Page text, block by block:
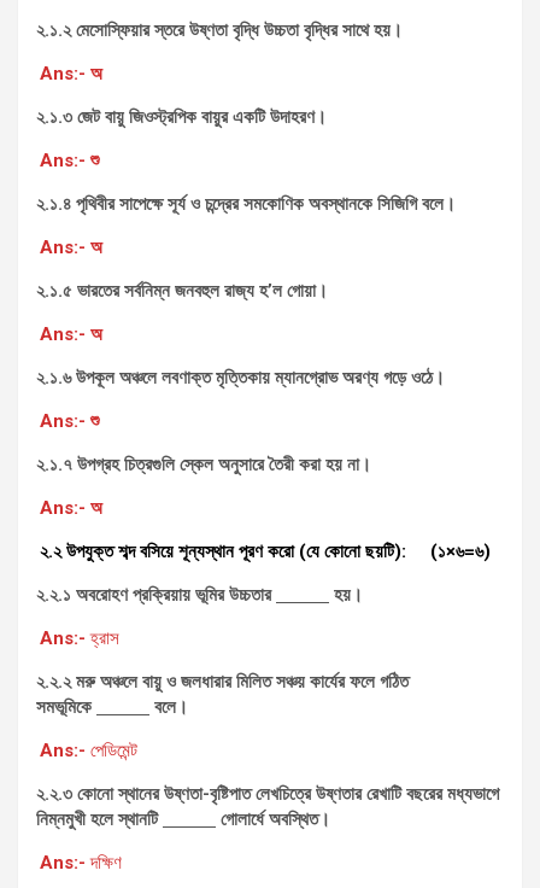
২.১.২ মেসোস্ফিয়ার স্তরে উষ্ণতা বৃদ্ধি উচ্চতা বৃদ্ধির সাথে হয়।
Ans:- অ
২.১.৩ জেট বায়ু জিওস্ট্রপিক বায়ুর একটি উদাহরণ।
Ans:- শু
২.১.৪ পৃথিবীর সাপেক্ষে সূর্য ও চন্দ্রের সমকোণিক অবস্থানকে সিজিগি বলে।
Ans:- অ
২.১.৫ ভারতের সর্বনিম্ন জনবহুল রাজ্য হ’ল গোয়া।
Ans:- অ
২.১.৬ উপকূল অঞ্চলে লবণাক্ত মৃত্তিকায় ম্যানগ্রোভ অরণ্য গড়ে ওঠে।
Ans:- শু
২.১.৭ উপগ্রহ চিত্রগুলি স্কেল অনুসারে তৈরী করা হয় না।
Ans:- অ
২.২ উপযুক্ত শব্দ বসিয়ে শূন্যস্থান পূরণ করো (যে কোনো ছয়টি): (১×৬=৬)
২.২.১ অবরোহণ প্রক্রিয়ায় ভূমির উচ্চতার
হয় ।
Ans:-হ্রাস
২.২.২ মরু অঞ্চলে বায়ু ও জলধারার মিলিত সঞ্চয় কার্যের ফলে গঠিত
সমভূমিকে
বলে।
Ans:- পেডিমেন্ট
২.২.৩ কোনো স্থানের উষ্ণতা-বৃষ্টিপাত লেখচিত্রে উষ্ণতার রেখাটি বছরের মধ্যভাগে
নিম্নমুখী হলে স্থানটি
গোলার্ধে অবস্থিত।
Ans:-দক্ষিণ